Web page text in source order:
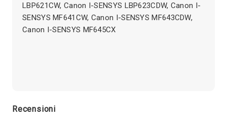
LBP621CW, Canon I-SENSYS LBP623CDW, Canon I-
SENSYS MF641CW, Canon I-SENSYS MF643CDW,
Canon I-SENSYS MF645CX
Recensioni